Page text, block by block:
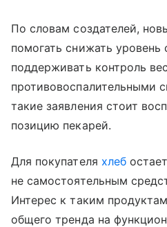
По словам создателей,
помогать снижать уровень
поддерживать контроль
противовоспалительными
такие заявления стоит
позицию пекарей.
Для покупателя хлеб
не самостоятельным
Интерес к таким
общего тренда на